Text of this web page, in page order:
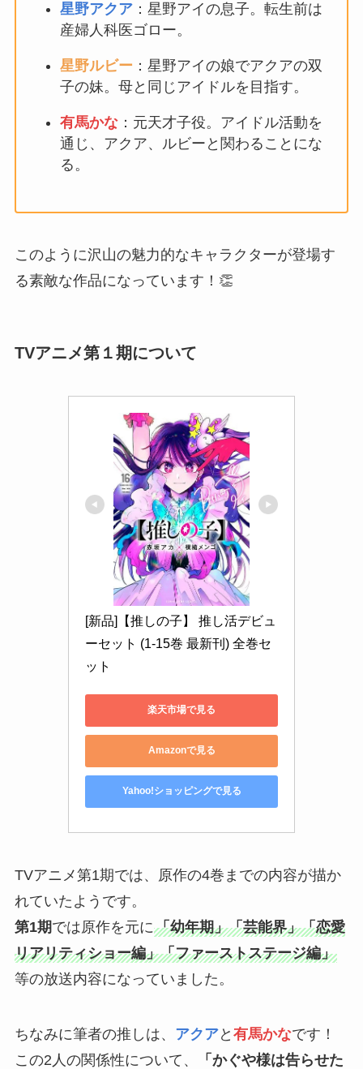
星野アクア：星野アイの息子。転生前は
産婦人科医ゴロー。
星野ルビー ：星野アイの娘でアクアの双
子の妹。母と同じアイドルを目指す。
有馬かな：元天才子役。アイドル活動を
通じ、アクア、ルビーと関わることにな
る。
このように沢山の魅力的なキャラクターが登場す
る素敵な作品になっています！👏
TVアニメ第１期について
[新品]【推しの子】 推し活デビュ
ーセット (1-15巻 最新刊) 全巻セ
ット
楽天市場で見る
Amazonで見る
Yahoo!ショッピングで見る
TVアニメ第1期では、原作の4巻までの内容が描か
れていたようです。
第1期では原作を元に「幼年期」「芸能界」「恋愛
リアリティショー編」「ファーストステージ編」
等の放送内容になっていました。
ちなみに筆者の推しは、 アクアと 有馬かなです！
この2人の関係性について、
「かぐや様は告らせた